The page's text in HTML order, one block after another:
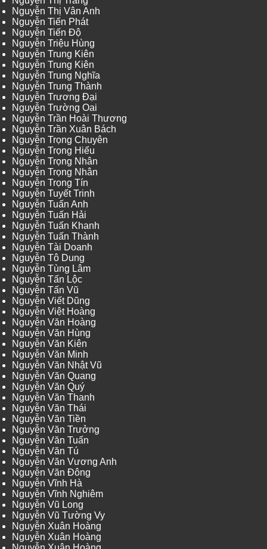
Nguyễn Thị Vân Anh
Nguyễn Tiến Phát
Nguyễn Tiến Độ
Nguyễn Triệu Hùng
Nguyễn Trung Kiên
Nguyễn Trung Kiên
Nguyễn Trung Nghĩa
Nguyễn Trung Thành
Nguyễn Trương Đại
Nguyễn Trường Oai
Nguyễn Trần Hoài Thương
Nguyễn Trần Xuân Bách
Nguyễn Trọng Chuyên
Nguyễn Trọng Hiếu
Nguyễn Trọng Nhân
Nguyễn Trọng Nhân
Nguyễn Trọng Tín
Nguyễn Tuyết Trinh
Nguyễn Tuấn Anh
Nguyễn Tuấn Hải
Nguyễn Tuấn Khanh
Nguyễn Tuấn Thành
Nguyễn Tài Doanh
Nguyễn Tô Dung
Nguyễn Tùng Lâm
Nguyễn Tấn Lộc
Nguyễn Tấn Vũ
Nguyễn Viết Dũng
Nguyễn Việt Hoàng
Nguyễn Văn Hoàng
Nguyễn Văn Hùng
Nguyễn Văn Kiên
Nguyễn Văn Minh
Nguyễn Văn Nhật Vũ
Nguyễn Văn Quang
Nguyễn Văn Quý
Nguyễn Văn Thanh
Nguyễn Văn Thái
Nguyễn Văn Tiền
Nguyễn Văn Trưởng
Nguyễn Văn Tuấn
Nguyễn Văn Tú
Nguyễn Văn Vương Anh
Nguyễn Văn Đông
Nguyễn Vĩnh Hà
Nguyễn Vĩnh Nghiêm
Nguyễn Vũ Long
Nguyễn Vũ Tường Vy
Nguyễn Xuân Hoàng
Nguyễn Xuân Hoàng